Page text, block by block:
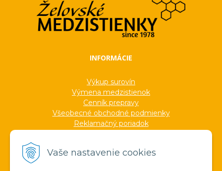
Vaše nastavenie cookies
INFORMÁCIE
Výkup surovín
Výmena medzistienok
Cenník prepravy
Všeobecné obchodné podmienky
Reklamačný poriadok
Formuláre